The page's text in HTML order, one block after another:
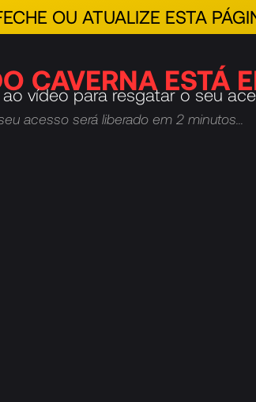
OU ATUALIZE ESTA
CAVERNA ESTÁ
vídeo para resgatar o seu
acesso será liberado em 2 minutos…